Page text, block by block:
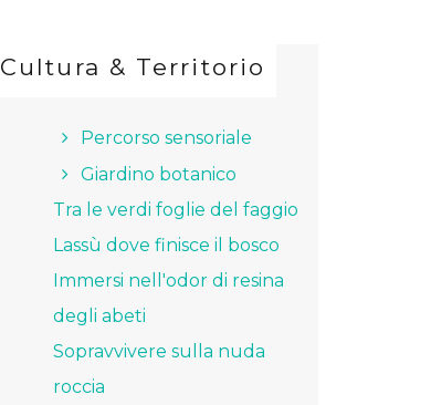
Cultura & Territorio
Percorso sensoriale
Giardino botanico
Tra le verdi foglie del faggio
Lassù dove finisce il bosco
Immersi nell'odor di resina
degli abeti
Sopravvivere sulla nuda
roccia